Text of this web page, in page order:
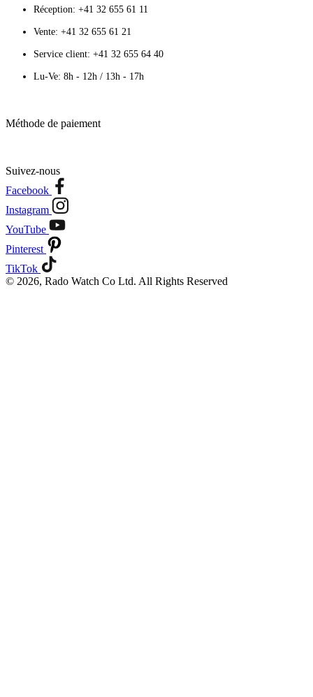
Réception: +41 32 655 61 11
Vente: +41 32 655 61 21
Service client: +41 32 655 64 40
Lu-Ve: 8h - 12h / 13h - 17h
Méthode de paiement
Suivez-nous
Facebook
Instagram
YouTube
Pinterest
TikTok
© 2026, Rado Watch Co Ltd. All Rights Reserved